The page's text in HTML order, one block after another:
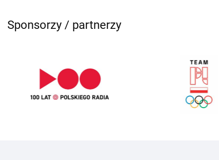
Sponsorzy / partnerzy